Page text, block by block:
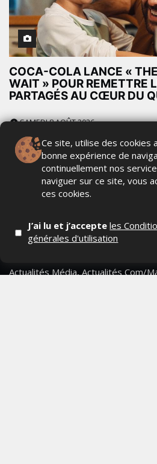
COCA-COLA LANCE «
WAIT » POUR REMETTRE
PARTAGÉS AU CŒUR DU
SAMEDI 8 AOÛT 2026
Ce site, utilise des cookies
bonne expérience de
continuellement nos
naviguer sur ce site, vous
ces cookies.
J’ai lu et j’accepteles
générales d'utilisation
Actualités Média, Actualités Com/